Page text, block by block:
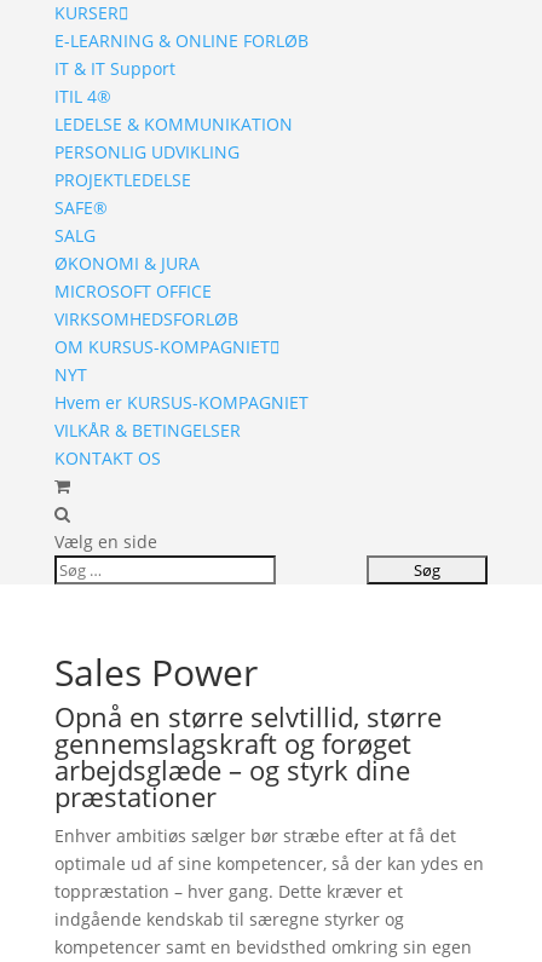
KURSER
E-LEARNING & ONLINE FORLØB
IT & IT Support
ITIL 4®
LEDELSE & KOMMUNIKATION
PERSONLIG UDVIKLING
PROJEKTLEDELSE
SAFE®
SALG
ØKONOMI & JURA
MICROSOFT OFFICE
VIRKSOMHEDSFORLØB
OM KURSUS-KOMPAGNIET
NYT
Hvem er KURSUS-KOMPAGNIET
VILKÅR & BETINGELSER
KONTAKT OS
Vælg en side
Sales Power
Opnå en større selvtillid, større
gennemslagskraft og forøget
arbejdsglæde – og styrk dine
præstationer
Enhver ambitiøs sælger bør stræbe efter at få det
optimale ud af sine kompetencer, så der kan ydes en
toppræstation – hver gang. Dette kræver et
indgående kendskab til særegne styrker og
kompetencer samt en bevidsthed omkring sin egen